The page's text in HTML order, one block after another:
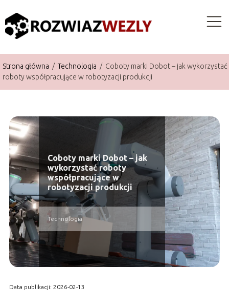
Strona główna / Technologia / Coboty marki Dobot – jak wykorzystać
roboty współpracujące w robotyzacji produkcji
Coboty marki Dobot – jak
wykorzystać roboty
współpracujące w
robotyzacji produkcji
Technologia
Data publikacji: 2026-02-13